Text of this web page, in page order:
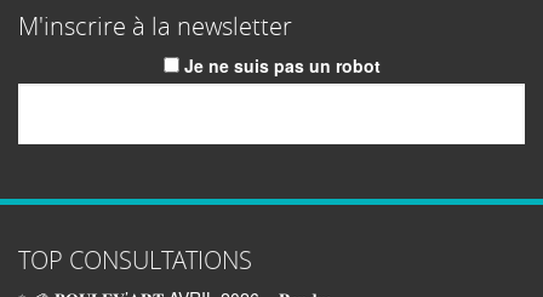
M'inscrire à la newsletter
Je ne suis pas un robot
TOP CONSULTATIONS